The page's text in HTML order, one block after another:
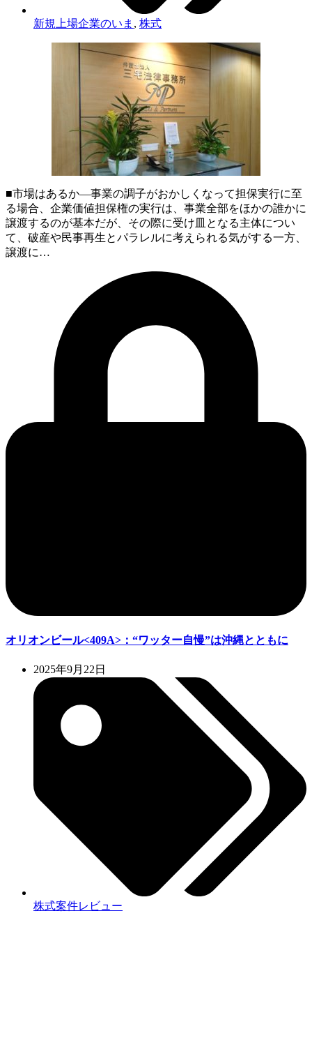
新規上場企業のいま , 株式
■市場はあるか―事業の調子がおかしくなって担保実行に至
る場合、企業価値担保権の実行は、事業全部をほかの誰かに
譲渡するのが基本だが、その際に受け皿となる主体につい
て、破産や民事再生とパラレルに考えられる気がする一方、
譲渡に…
オリオンビール<409A>：“ワッター自慢”は沖縄とともに
2025年9月22日
株式案件レビュー